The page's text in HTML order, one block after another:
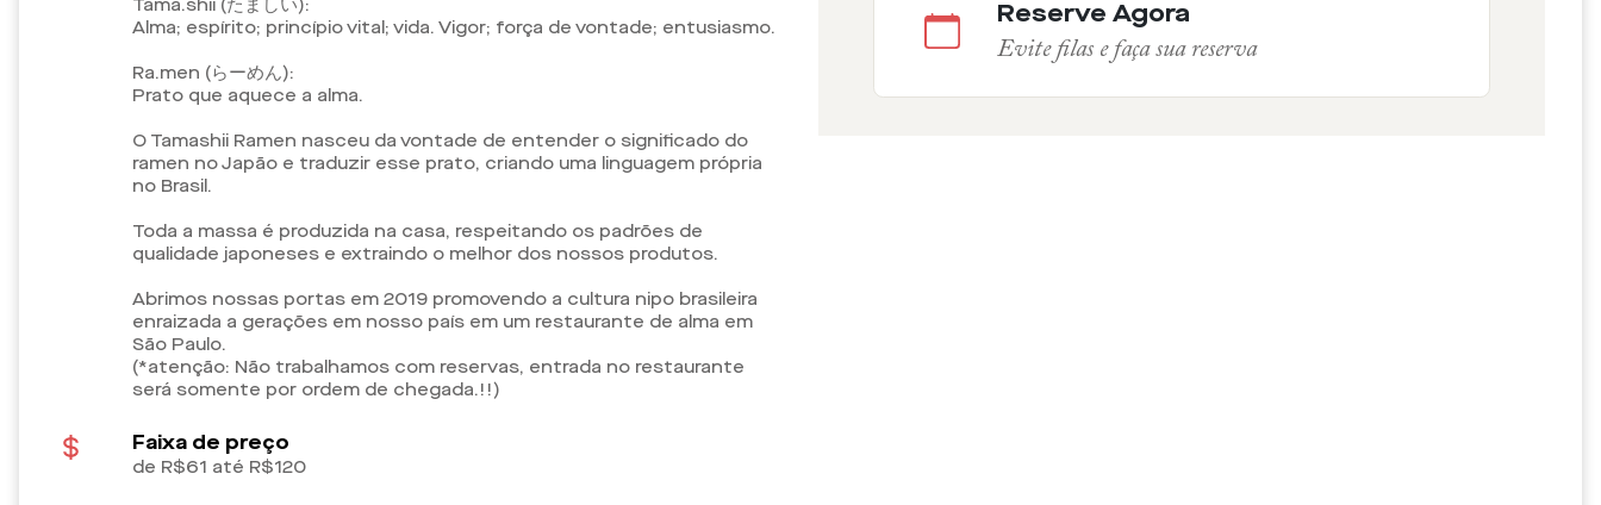
Tama.shii (たましい):
Alma; espírito; princípio vital; vida. Vigor; força de vontade; entusiasmo.
Ra.men (らーめん):
Prato que aquece a alma.
O Tamashii Ramen nasceu da vontade de entender o significado do
ramen no Japão e traduzir esse prato, criando uma linguagem própria
no Brasil.
Toda a massa é produzida na casa, respeitando os padrões de
qualidade japoneses e extraindo o melhor dos nossos produtos.
Abrimos nossas portas em 2019 promovendo a cultura nipo brasileira
enraizada a gerações em nosso país em um restaurante de alma em
São Paulo.
(*atenção: Não trabalhamos com reservas, entrada no restaurante
será somente por ordem de chegada.!!)
Faixa de preço
de R$61 até R$120
Reserve Agora
Evite filas e faça sua reserva